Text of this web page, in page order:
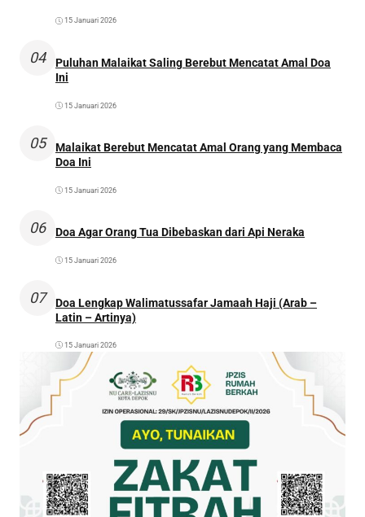
15 Januari 2026
04
Puluhan Malaikat Saling Berebut Mencatat Amal Doa
Ini
15 Januari 2026
05
Malaikat Berebut Mencatat Amal Orang yang Membaca
Doa Ini
15 Januari 2026
06 Doa Agar Orang Tua Dibebaskan dari Api Neraka
15 Januari 2026
07
Doa Lengkap Walimatussafar Jamaah Haji (Arab –
Latin – Artinya)
15 Januari 2026